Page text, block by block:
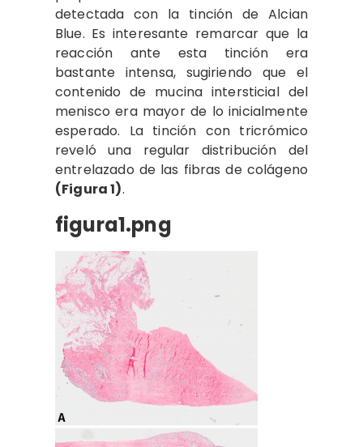
detectada con la tinción de Alcian
Blue. Es interesante remarcar que la
reacción ante esta tinción era
bastante intensa, sugiriendo que el
contenido de mucina intersticial del
menisco era mayor de lo inicialmente
esperado. La tinción con tricrómico
reveló una regular distribución del
entrelazado de las fibras de colágeno
(Figura 1).
figura1.png